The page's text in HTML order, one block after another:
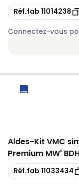
Copie
Réf.fab 11014238
Connectez-vous
Aldes-Kit VMC
Premium MW'
Copie
Réf.fab 11033434